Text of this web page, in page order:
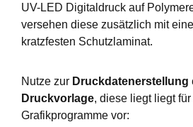
UV-LED Digitaldruck auf
versehen diese zusätzlich mit
kratzfesten Schutzlaminat.
Nutze zur Druckdatenerstellung
Druckvorlage, diese liegt liegt
Grafikprogramme vor: